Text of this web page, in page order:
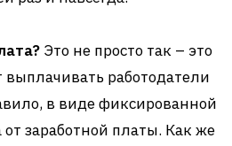
Это не просто так – это
выплачивать работодатели
в виде фиксированной
заработной платы. Как же